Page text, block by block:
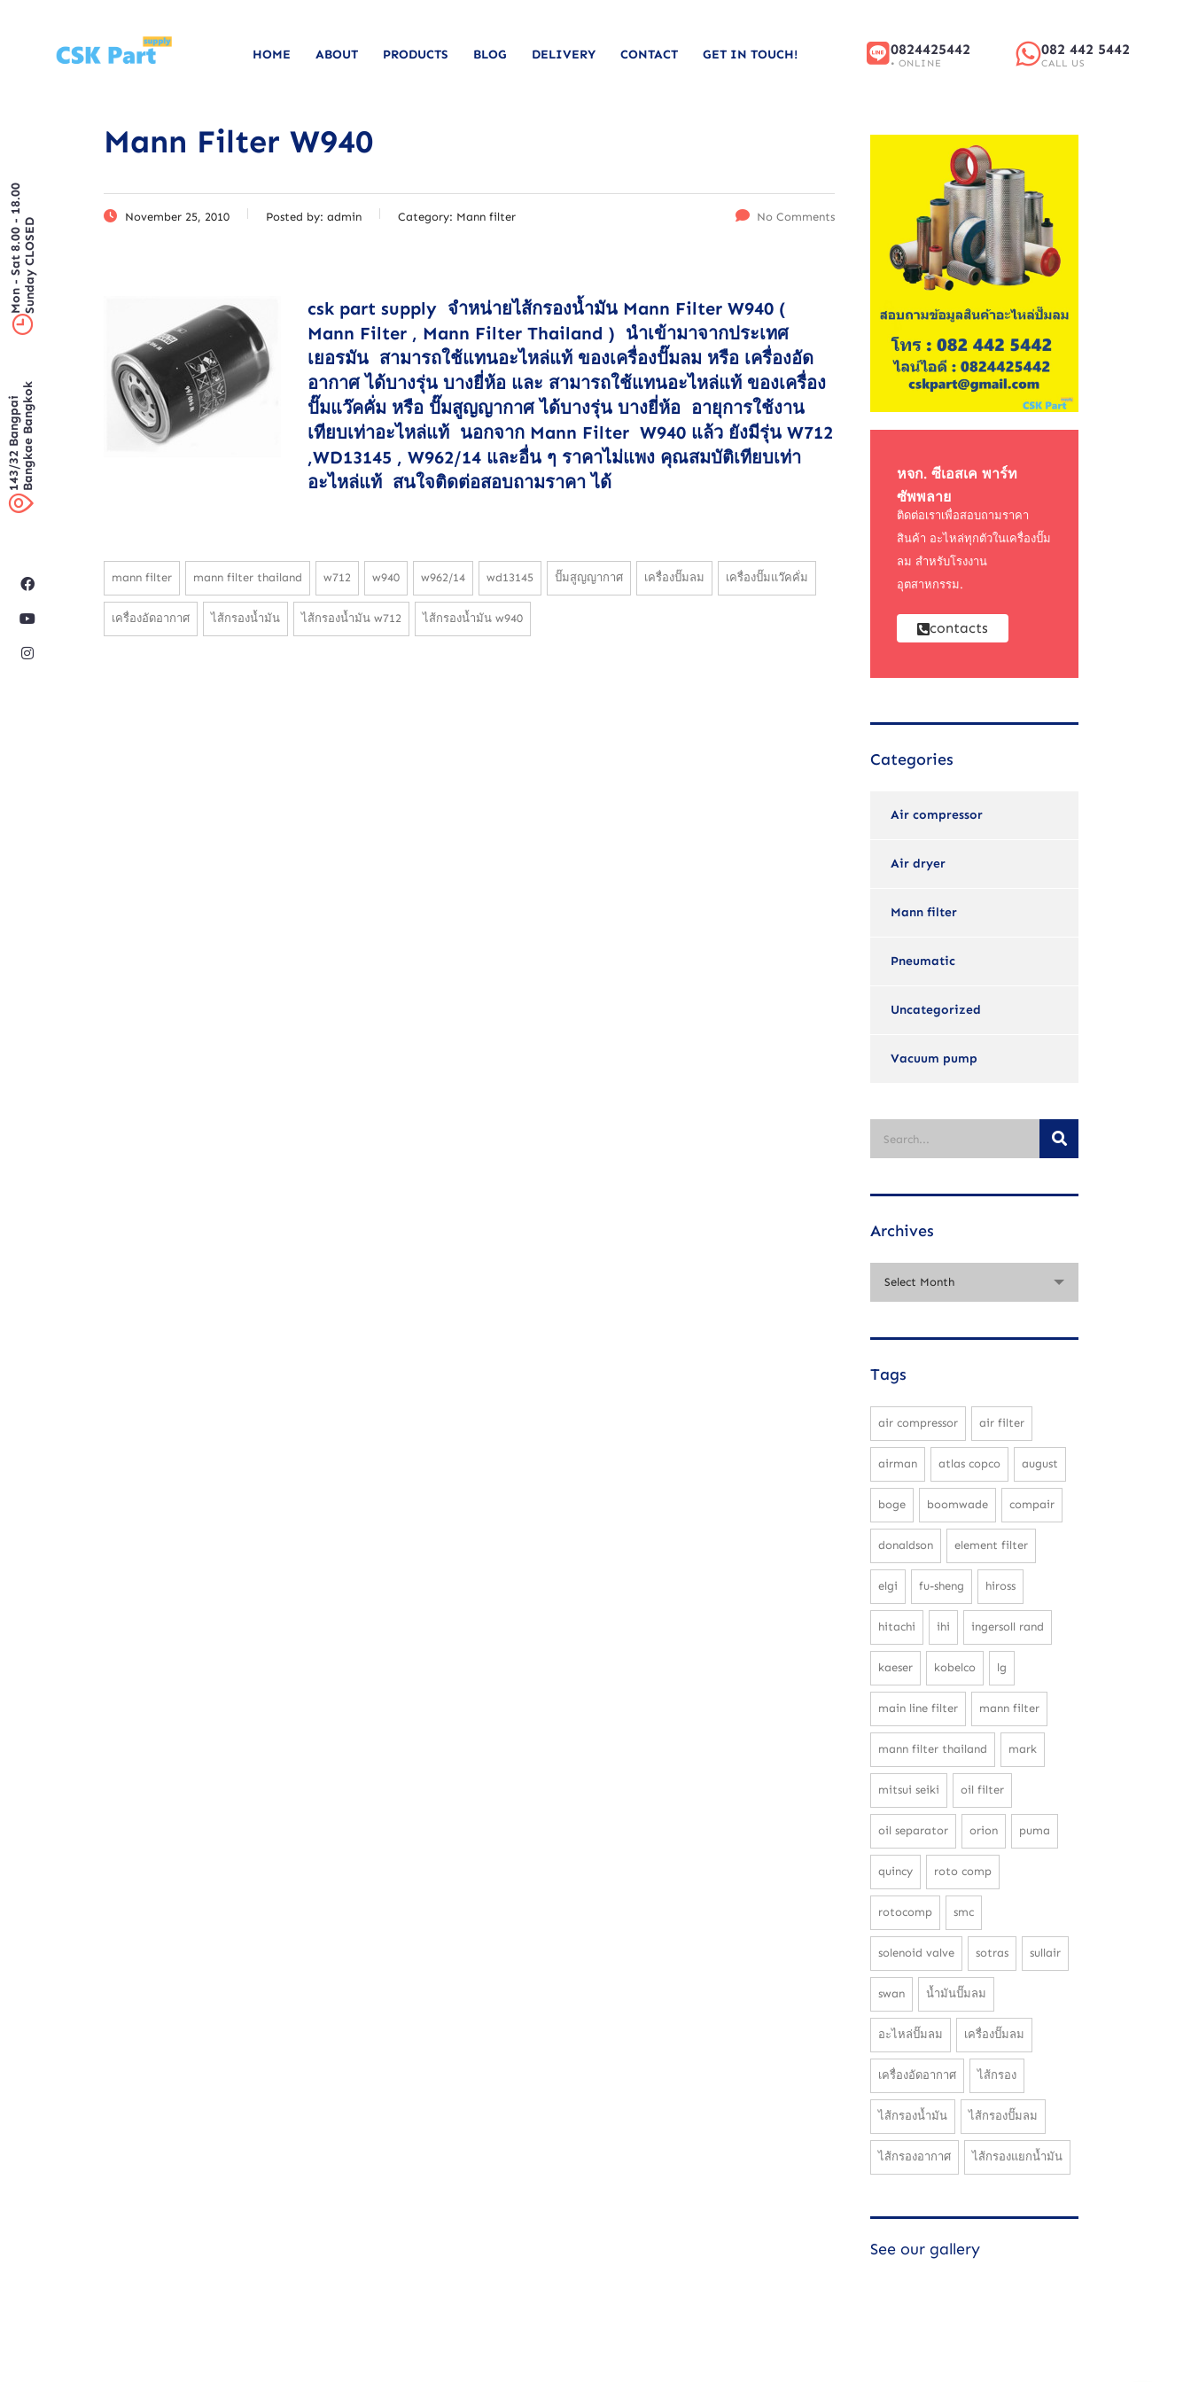
HOME ABOUT PRODUCTS BLOG DELIVERY CONTACT GET IN TOUCH! 0824425442
• ONLINE
082 442 5442
CALL US
Mon - Sat 8.00 - 18.00Sunday CLOSED
143/32 BangpaiBangkae Bangkok
Mann Filter W940
November 25, 2010 Posted by: admin Category: Mann filter No Comments
csk part supply จำหน่ายไส้กรองน้ำมัน Mann Filter W940 (
Mann Filter , Mann Filter Thailand ) นำเข้ามาจากประเทศ
เยอรมัน สามารถใช้แทนอะไหล่แท้ ของเครื่องปั๊มลม หรือ เครื่องอัด
อากาศ ได้บางรุ่น บางยี่ห้อ และ สามารถใช้แทนอะไหล่แท้ ของเครื่อง
ปั๊มแว๊คคั่ม หรือ ปั๊มสูญญากาศ ได้บางรุ่น บางยี่ห้อ อายุการใช้งาน
เทียบเท่าอะไหล่แท้ นอกจาก Mann Filter W940 แล้ว ยังมีรุ่น W712
,WD13145 , W962/14 และอื่น ๆ ราคาไม่แพง คุณสมบัติเทียบเท่า
อะไหล่แท้ สนใจติดต่อสอบถามราคา ได้
mann filter mann filter thailand w712 w940 w962/14 wd13145 ปั๊มสูญญากาศ เครื่องปั๊มลม เครื่องปั๊มแว๊คคั่ม
เครื่องอัดอากาศ ไส้กรองน้ำมัน ไส้กรองน้ำมัน w712 ไส้กรองน้ำมัน w940
หจก. ซีเอสเค พาร์ท
ซัพพลาย
ติดต่อเราเพื่อสอบถามราคา
สินค้า อะไหล่ทุกตัวในเครื่องปั๊ม
ลม สำหรับโรงงาน
อุตสาหกรรม.
contacts
Categories
Air compressor
Air dryer
Mann filter
Pneumatic
Uncategorized
Vacuum pump
Archives
Select Month
Tags
air compressor air filter
airman atlas copco august
boge boomwade compair
donaldson element filter
elgi fu-sheng hiross
hitachi ihi ingersoll rand
kaeser kobelco lg
main line filter mann filter
mann filter thailand mark
mitsui seiki oil filter
oil separator orion puma
quincy roto comp
rotocomp smc
solenoid valve sotras sullair
swan น้ำมันปั๊มลม
อะไหล่ปั๊มลม เครื่องปั๊มลม
เครื่องอัดอากาศ ไส้กรอง
ไส้กรองน้ำมัน ไส้กรองปั๊มลม
ไส้กรองอากาศ ไส้กรองแยกน้ำมัน
See our gallery